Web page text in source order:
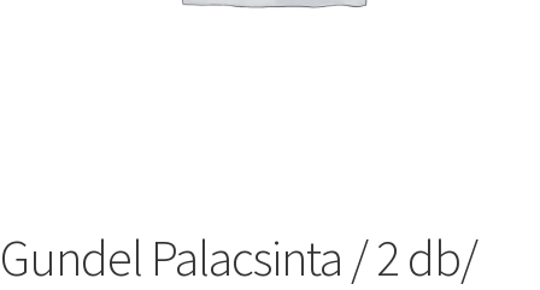
Gundel Palacsinta / 2 db/